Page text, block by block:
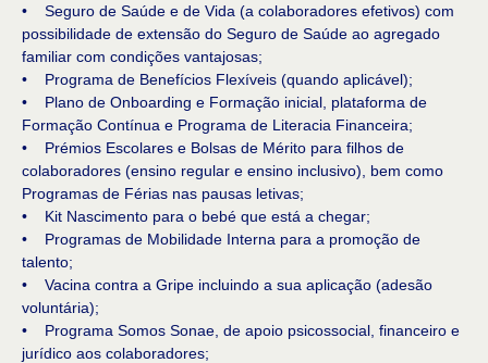
• Seguro de Saúde e de Vida (a colaboradores efetivos) com
possibilidade de extensão do Seguro de Saúde ao agregado
familiar com condições vantajosas;
• Programa de Benefícios Flexíveis (quando aplicável);
• Plano de Onboarding e Formação inicial, plataforma de
Formação Contínua e Programa de Literacia Financeira;
• Prémios Escolares e Bolsas de Mérito para filhos de
colaboradores (ensino regular e ensino inclusivo), bem como
Programas de Férias nas pausas letivas;
• Kit Nascimento para o bebé que está a chegar;
• Programas de Mobilidade Interna para a promoção de
talento;
• Vacina contra a Gripe incluindo a sua aplicação (adesão
voluntária);
• Programa Somos Sonae, de apoio psicossocial, financeiro e
jurídico aos colaboradores;